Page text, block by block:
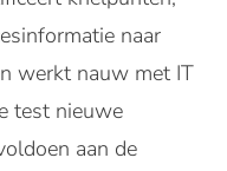
naar
werkt nauw met IT
test nieuwe
aan de